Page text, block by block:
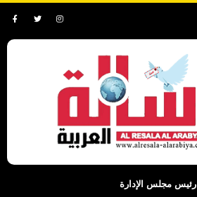
رئيس مجلس الإدارة